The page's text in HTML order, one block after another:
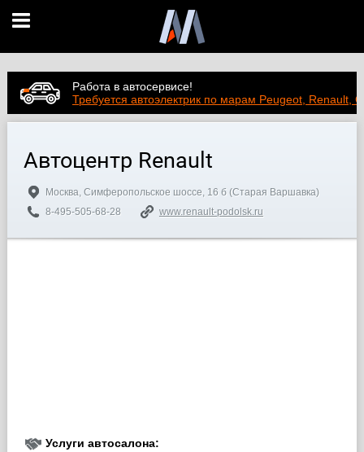
Работа в автосервисе!
Требуется автоэлектрик по марам Peugeot, Renault,
Автоцентр Renault
Москва, Симферопольское шоссе, 16 б (Старая Варшавка)
8-495-505-68-28
www.renault-podolsk.ru
Услуги автосалона: